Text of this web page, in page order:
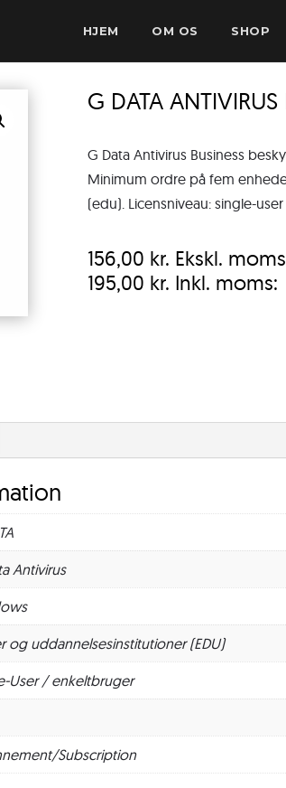
HJEM OM OS SHOP
G DATA
G Data Antivirus Business
Minimum ordre på fem
(edu). Licensniveau: single-
156,00 kr. Ekskl.
195,00 kr. Inkl. moms:
Antivirus
og uddannelsesinstitutioner (EDU)
User / enkeltbruger
Subscription